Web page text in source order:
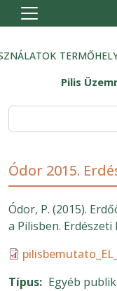
Ugrás a tartalomra
Pilis
Keresés
Ódor 2015.
Ódor, P. (2015).
a Pilisben. Erdészeti
Típus
Egyéb